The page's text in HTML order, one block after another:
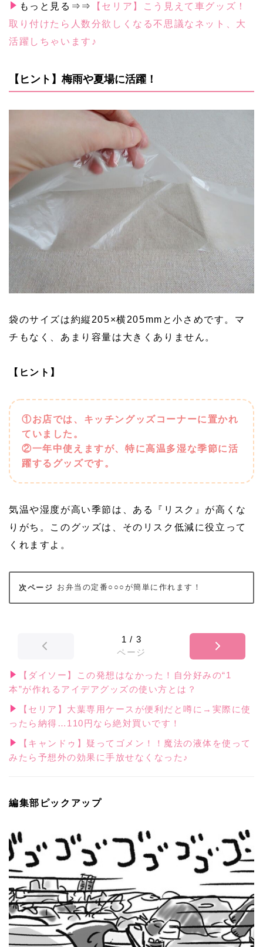
もっと見る⇒⇒
【セリア】こう見えて車グッズ！
取り付けたら人数分欲しくなる不思議なネット、大
活躍しちゃいます♪
【ヒント】梅雨や夏場に活躍！
袋のサイズは約縦205×横205mmと小さめです。マ
チもなく、あまり容量は大きくありません。
【ヒント】
①お店では、キッチングッズコーナーに置かれ
ていました。
②一年中使えますが、特に高温多湿な季節に活
躍するグッズです。
気温や湿度が高い季節は、ある『リスク』が高くな
りがち。このグッズは、そのリスク低減に役立って
くれますよ。
お弁当の定番○○○が簡単に作れます！
1 / 3
ページ
【ダイソー】この発想はなかった！自分好みの“1
本”が作れるアイデアグッズの使い方とは？
【セリア】大葉専用ケースが便利だと噂に→実際に使
ったら納得…110円なら絶対買いです！
【キャンドゥ】疑ってゴメン！！魔法の液体を使って
みたら予想外の効果に手放せなくなった♪
編集部ピックアップ